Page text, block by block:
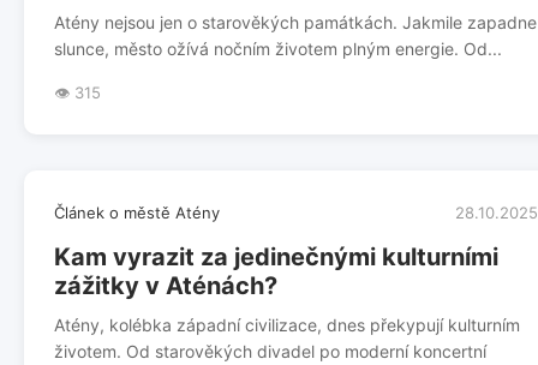
Atény nejsou jen o starověkých památkách. Jakmile zapadne
slunce, město ožívá nočním životem plným energie. Od...
👁️ 315
Článek o městě Atény 28.10.2025
Kam vyrazit za jedinečnými kulturními
zážitky v Aténách?
Atény, kolébka západní civilizace, dnes překypují kulturním
životem. Od starověkých divadel po moderní koncertní